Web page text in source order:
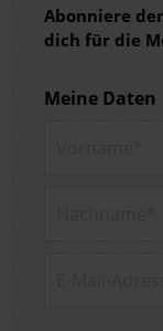
Abonniere
dich für die
Meine Daten